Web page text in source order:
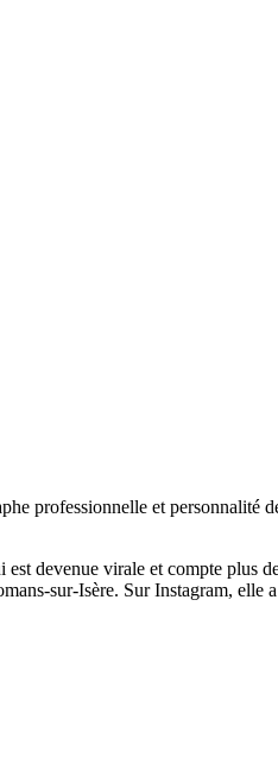
professionnelle et personnalité
devenue virale et compte plus
sur-Isère. Sur Instagram, elle